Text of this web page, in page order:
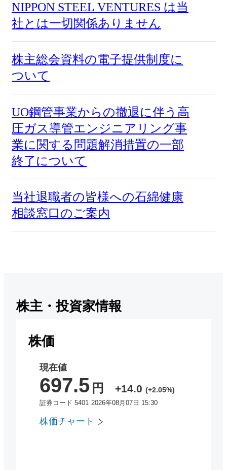
NIPPON STEEL VENTURES は当
社とは一切関係ありません
株主総会資料の電子提供制度に
ついて
UO鋼管事業からの撤退に伴う高
圧ガス導管エンジニアリング事
業に関する問題解消措置の一部
終了について
当社退職者の皆様への石綿健康
相談窓口のご案内
株主・投資家情報
株価